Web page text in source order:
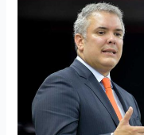
Colombia
consolidar
en